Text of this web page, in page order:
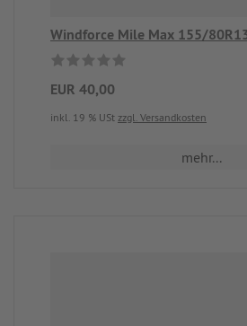
Windforce Mile Max 155/
EUR 40,00
inkl. 19 % USt zzgl. Versandkosten
mehr...